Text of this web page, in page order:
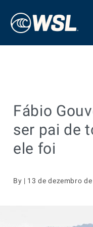
Fábio
ser pai de
ele foi
By | 13 de dezembro